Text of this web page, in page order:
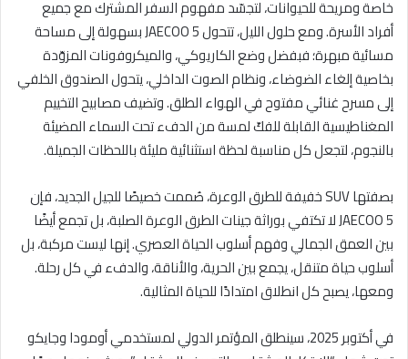
خاصة ومريحة للحيوانات، لتجسّد مفهوم السفر المشترك مع جميع
أفراد الأسرة. ومع حلول الليل، تتحول JAECOO 5 بسهولة إلى مساحة
مسائية مبهرة؛ فبفضل وضع الكاريوكي، والميكروفونات المزوّدة
بخاصية إلغاء الضوضاء، ونظام الصوت الداخلي، يتحول الصندوق الخلفي
إلى مسرح غنائي مفتوح في الهواء الطلق. وتضيف مصابيح التخييم
المغناطيسية القابلة للفكّ لمسة من الدفء تحت السماء المضيئة
بالنجوم، لتجعل كل مناسبة لحظة استثنائية مليئة باللحظات الجميلة.
بصفتها SUV خفيفة للطرق الوعرة، صُممت خصيصًا للجيل الجديد، فإن
JAECOO 5 لا تكتفي بوراثة جينات الطرق الوعرة الصلبة، بل تجمع أيضًا
بين العمق الجمالي وفهم أسلوب الحياة العصري. إنها ليست مركبة، بل
أسلوب حياة متنقل، يجمع بين الحرية، والأناقة، والدفء في كل رحلة.
ومعها، يصبح كل انطلاق امتدادًا للحياة المثالية.
في أكتوبر 2025، سينطلق المؤتمر الدولي لمستخدمي أومودا وجايكو